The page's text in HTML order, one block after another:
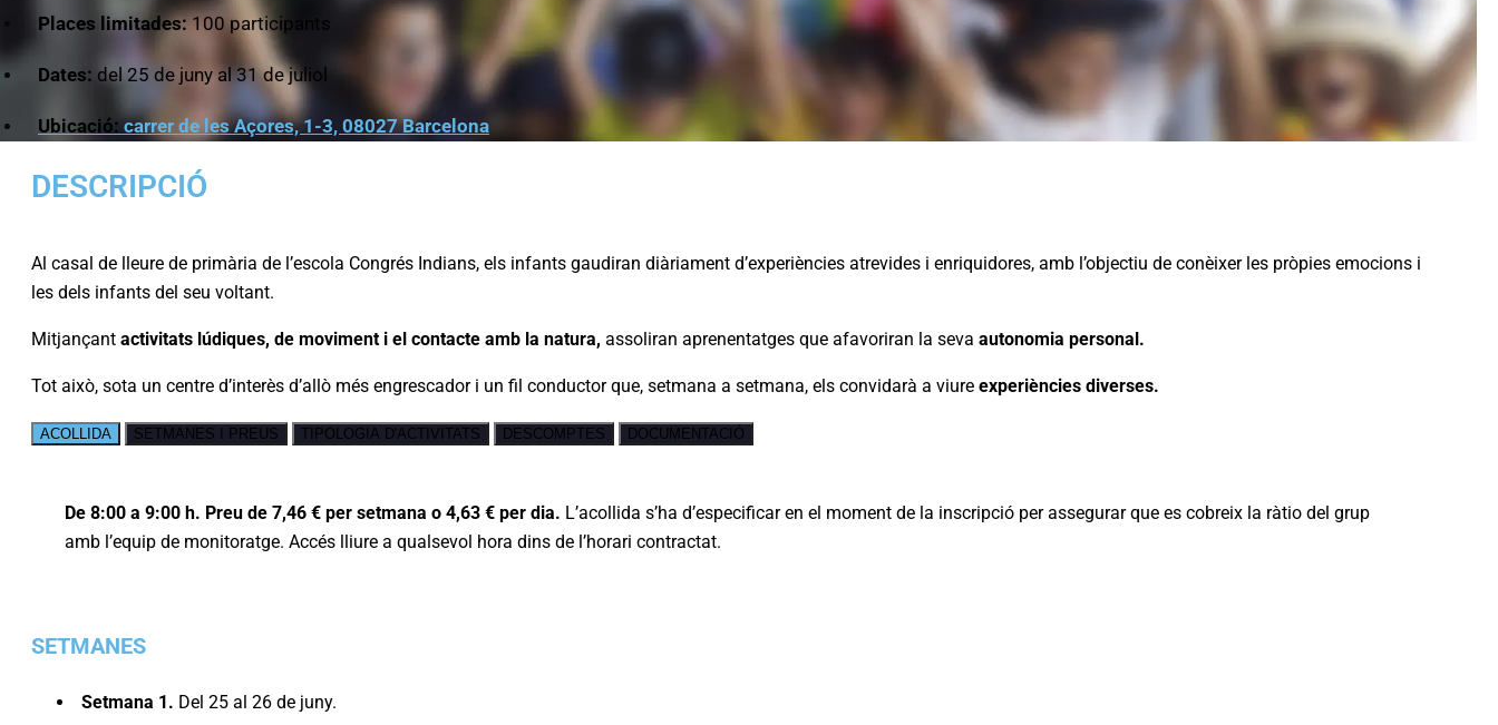
Places limitades:100 participants
Dates: del 25 de juny al 31 de juliol
Ubicació: carrer de les Açores, 1-3, 08027 Barcelona
DESCRIPCIÓ
Al casal de lleure de primària de l’escola Congrés Indians, els infants gaudiran diàriament d’experiències atrevides i enriquidores, amb l’objectiu de conèixer les pròpies emocions i
les dels infants del seu voltant.
Mitjançant activitats lúdiques, de moviment i el contacte amb la natura, assoliran aprenentatges que afavoriran la seva autonomia personal.
Tot això, sota un centre d’interès d’allò més engrescador i un fil conductor que, setmana a setmana, els convidarà a viure experiències diverses.
ACOLLIDA SETMANES I PREUS TIPOLOGIA D'ACTIVITATS DESCOMPTES DOCUMENTACIÓ
De 8:00 a 9:00 h. Preu de 7,46 € per setmana o 4,63 € per dia. L’acollida s’ha d’especificar en el moment de la inscripció per assegurar que es cobreix la ràtio del grup
amb l’equip de monitoratge. Accés lliure a qualsevol hora dins de l’horari contractat.
SETMANES
Setmana 1. Del 25 al 26 de juny.